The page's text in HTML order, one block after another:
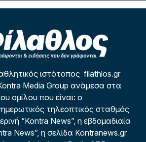
ιστότοπος filathlos.gr
Media Group ανάμεσα στα
ομίλου που είναι: ο
τηλεοπτικός σταθμός
“Kontra News”, η εβδομαδιαία
News”, η σελίδα Kontranews.gr